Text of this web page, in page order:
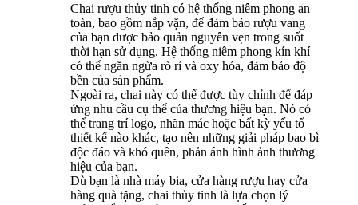
Chai rượu thủy tinh có hệ thống niêm phong an
toàn, bao gồm nắp vặn, để đảm bảo rượu vang
của bạn được bảo quản nguyên vẹn trong suốt
thời hạn sử dụng. Hệ thống niêm phong kín khí
có thể ngăn ngừa rò rỉ và oxy hóa, đảm bảo độ
bền của sản phẩm.
Ngoài ra, chai này có thể được tùy chỉnh để đáp
ứng nhu cầu cụ thể của thương hiệu bạn. Nó có
thể trang trí logo, nhãn mác hoặc bất kỳ yếu tố
thiết kế nào khác, tạo nên những giải pháp bao bì
độc đáo và khó quên, phản ánh hình ảnh thương
hiệu của bạn.
Dù bạn là nhà máy bia, cửa hàng rượu hay cửa
hàng quà tặng, chai thủy tinh là lựa chọn lý